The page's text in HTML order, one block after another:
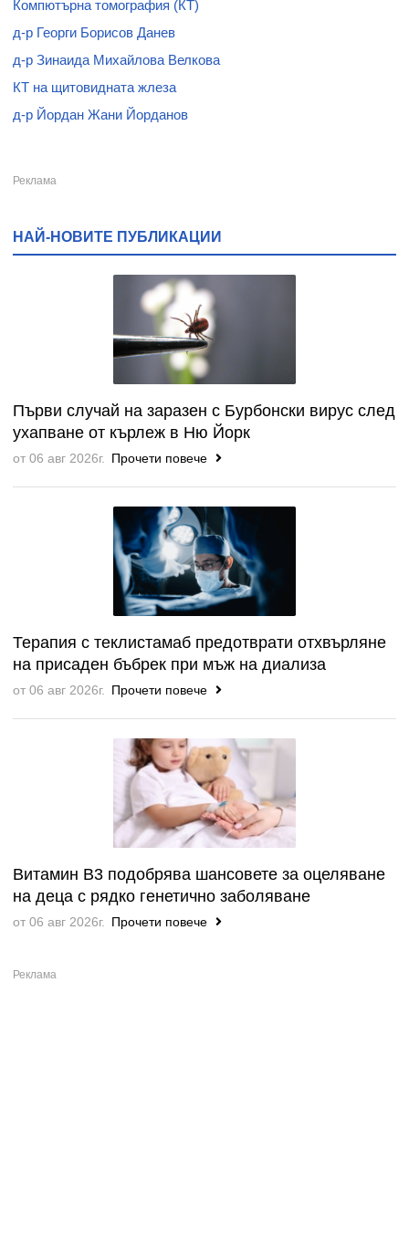
Компютърна томография (КТ)
д-р Георги Борисов Данев
д-р Зинаида Михайлова Велкова
КТ на щитовидната жлеза
д-р Йордан Жани Йорданов
НАЙ-НОВИТЕ ПУБЛИКАЦИИ
Първи случай на заразен с Бурбонски вирус след
ухапване от кърлеж в Ню Йорк
от 06 авг 2026г. Прочети повече
Терапия с теклистамаб предотврати отхвърляне
на присаден бъбрек при мъж на диализа
от 06 авг 2026г. Прочети повече
Витамин B3 подобрява шансовете за оцеляване
на деца с рядко генетично заболяване
от 06 авг 2026г. Прочети повече